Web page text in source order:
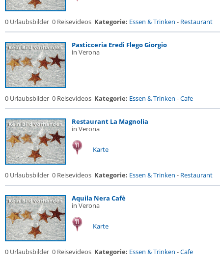
0 Urlaubsbilder 0 Reisevideos Kategorie: Essen & Trinken - Restaurant
Pasticceria Eredi Flego Giorgio
in Verona
0 Urlaubsbilder 0 Reisevideos Kategorie: Essen & Trinken -Cafe
Restaurant La Magnolia
in Verona
Karte
0 Urlaubsbilder 0 Reisevideos Kategorie: Essen & Trinken - Restaurant
Aquila Nera Cafè
in Verona
Karte
0 Urlaubsbilder 0 Reisevideos Kategorie: Essen & Trinken -Cafe